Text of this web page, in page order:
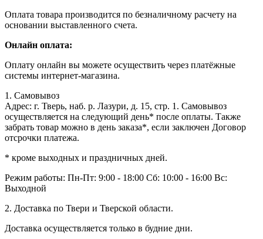
Оплата товара производится по безналичному расчету на
основании выставленного счета.
Онлайн оплата:
Оплату онлайн вы можете осуществить через платёжные
системы интернет-магазина.
1. Самовывоз
Адрес: г. Тверь, наб. р. Лазури, д. 15, стр. 1. Самовывоз
осуществляется на следующий день* после оплаты. Также
забрать товар можно в день заказа*, если заключен Договор
отсрочки платежа.
* кроме выходных и праздничных дней.
Режим работы: Пн-Пт: 9:00 - 18:00 Сб: 10:00 - 16:00 Вс:
Выходной
2. Доставка по Твери и Тверской области.
Доставка осуществляется только в будние дни.